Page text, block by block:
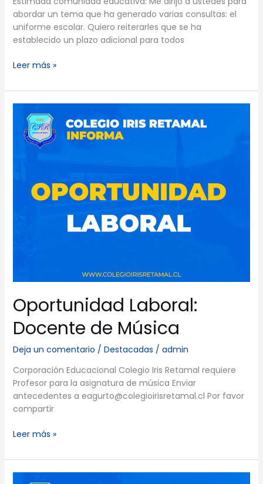
abordar un tema que ha generado varias consultas: el
uniforme escolar. Quiero reiterarles que se ha
establecido un plazo adicional para todos
Leer más »
Oportunidad Laboral:
Docente de Música
Deja un comentario / Destacadas / admin
Corporación Educacional Colegio Iris Retamal requiere
Profesor para la asignatura de música Enviar
antecedentes a eagurto@colegioirisretamal.cl Por favor
compartir
Laboral:
Docente
Leer más »